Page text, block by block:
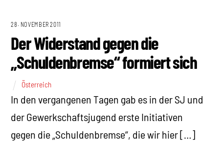
28. NOVEMBER 2011
Der Widerstand gegen die
„Schuldenbremse“ formiert sich
Österreich
In den vergangenen Tagen gab es in der SJ und
der Gewerkschaftsjugend erste Initiativen
gegen die „Schuldenbremse“, die wir hier […]